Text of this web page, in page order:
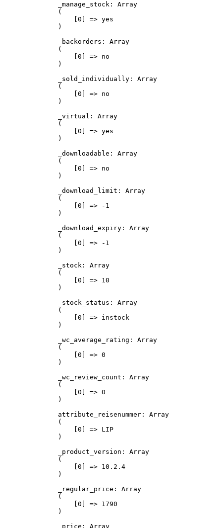
_manage_stock: Array
(
    [0] => yes
)
_backorders: Array
(
    [0] => no
)
_sold_individually: Array
(
    [0] => no
)
_virtual: Array
(
    [0] => yes
)
_downloadable: Array
(
    [0] => no
)
_download_limit: Array
(
    [0] => -1
)
_download_expiry: Array
(
    [0] => -1
)
_stock: Array
(
    [0] => 10
)
_stock_status: Array
(
    [0] => instock
)
_wc_average_rating: Array
(
    [0] => 0
)
_wc_review_count: Array
(
    [0] => 0
)
attribute_reisenummer: Array
(
    [0] => LIP
)
_product_version: Array
(
    [0] => 10.2.4
)
_regular_price: Array
(
    [0] => 1790
)
_price: Array